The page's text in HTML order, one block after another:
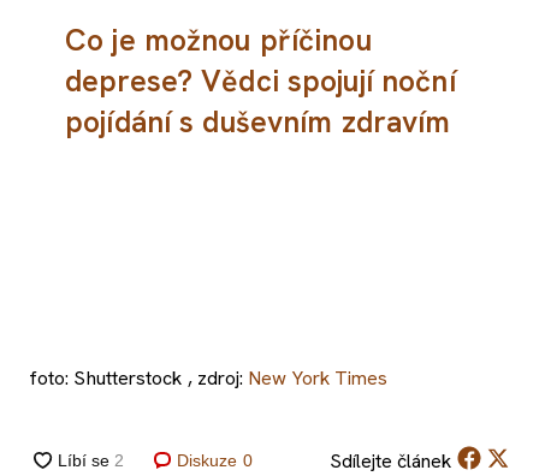
Co je možnou příčinou
deprese? Vědci spojují noční
pojídání s duševním zdravím
foto: Shutterstock , zdroj: New York Times
Diskuze 0 Sdílejte článek